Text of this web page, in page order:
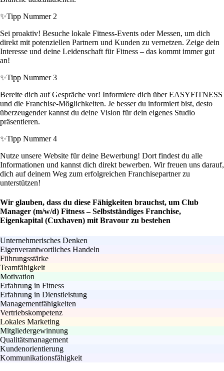
✨Tipp Nummer 2
Sei proaktiv! Besuche lokale Fitness-Events oder Messen, um dich
direkt mit potenziellen Partnern und Kunden zu vernetzen. Zeige dein
Interesse und deine Leidenschaft für Fitness – das kommt immer gut
an!
✨Tipp Nummer 3
Bereite dich auf Gespräche vor! Informiere dich über EASYFITNESS
und die Franchise-Möglichkeiten. Je besser du informiert bist, desto
überzeugender kannst du deine Vision für dein eigenes Studio
präsentieren.
✨Tipp Nummer 4
Nutze unsere Website für deine Bewerbung! Dort findest du alle
Informationen und kannst dich direkt bewerben. Wir freuen uns darauf,
dich auf deinem Weg zum erfolgreichen Franchisepartner zu
unterstützen!
Wir glauben, dass du diese Fähigkeiten brauchst, um Club
Manager (m/w/d) Fitness – Selbstständiges Franchise,
Eigenkapital (Cuxhaven) mit Bravour zu bestehen
Unternehmerisches Denken
Eigenverantwortliches Handeln
Führungsstärke
Teamfähigkeit
Motivation
Erfahrung in Fitness
Erfahrung in Dienstleistung
Managementfähigkeiten
Vertriebskompetenz
Lokales Marketing
Mitgliedergewinnung
Qualitätsmanagement
Kundenorientierung
Kommunikationsfähigkeit